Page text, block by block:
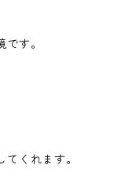
す。
くれます。